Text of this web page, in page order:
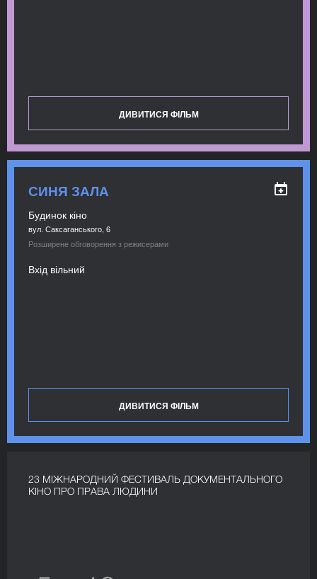
ДИВИТИСЯ ФІЛЬМ
СИНЯ ЗАЛА
Будинок кіно
вул. Саксаганського, 6
Розширене обговорення з режисерами
Вхід вільний
ДИВИТИСЯ ФІЛЬМ
23 МІЖНАРОДНИЙ ФЕСТИВАЛЬ ДОКУМЕНТАЛЬНОГО
КІНО ПРО ПРАВА ЛЮДИНИ